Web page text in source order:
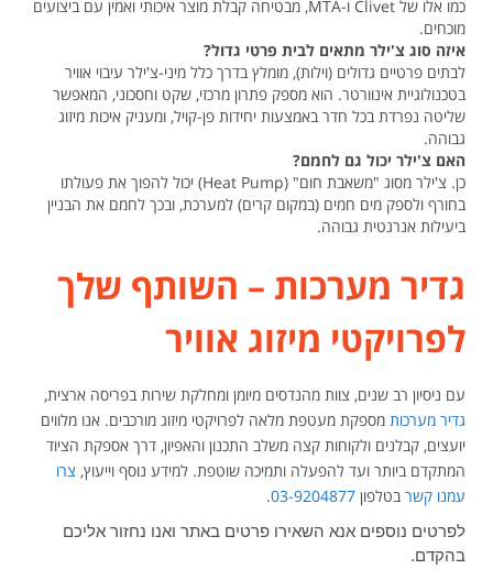
כמו אלו של Clivet ו-MTA, מבטיחה קבלת מוצר איכותי ואמין עם ביצועים
מוכחים.
איזה סוג צ'ילר מתאים לבית פרטי גדול?
לבתים פרטיים גדולים (וילות), מומלץ בדרך כלל מיני-צ'ילר עיבוי אוויר
בטכנולוגיית אינוורטר. הוא מספק פתרון מרכזי, שקט וחסכוני, המאפשר
שליטה נפרדת בכל חדר באמצעות יחידות פן-קויל, ומעניק איכות מיזוג
גבוהה.
האם צ'ילר יכול גם לחמם?
כן. צ'ילר מסוג "משאבת חום" (Heat Pump) יכול להפוך את פעולתו
בחורף ולספק מים חמים (במקום קרים) למערכת, ובכך לחמם את הבניין
ביעילות אנרגטית גבוהה.
גדיר מערכות – השותף שלך
לפרויקטי מיזוג אוויר
עם ניסיון רב שנים, צוות מהנדסים מיומן ומחלקת שירות בפריסה ארצית,
גדיר מערכות מספקת מעטפת מלאה לפרויקטי מיזוג מורכבים. אנו מלווים
יועצים, קבלנים ולקוחות קצה משלב התכנון והאפיון, דרך אספקת הציוד
המתקדם ביותר ועד להפעלה ותמיכה שוטפת. למידע נוסף וייעוץ, צרו
עמנו קשר בטלפון 03-9204877
.
לפרטים נוספים אנא השאירו פרטים באתר ואנו נחזור אליכם
בהקדם.